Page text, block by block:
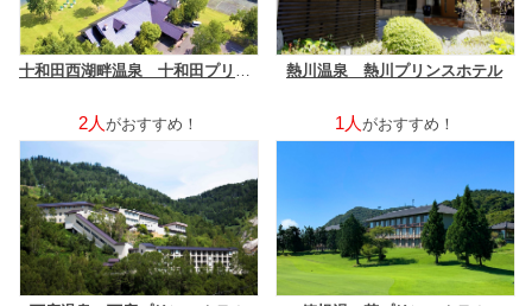
熱川温泉 熱川プリンスホテル
2人 がおすすめ！ 1人 がおすすめ！